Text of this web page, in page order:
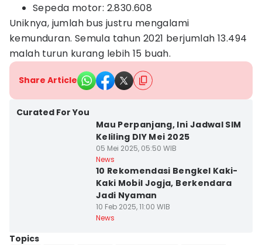
Sepeda motor: 2.830.608
Uniknya, jumlah bus justru mengalami
kemunduran. Semula tahun 2021 berjumlah 13.494
malah turun kurang lebih 15 buah.
Share Article
Curated For You
Mau Perpanjang, Ini Jadwal SIM
Keliling DIY Mei 2025
05 Mei 2025, 05:50 WIB
News
10 Rekomendasi Bengkel Kaki-
Kaki Mobil Jogja, Berkendara
Jadi Nyaman
10 Feb 2025, 11:00 WIB
News
Topics